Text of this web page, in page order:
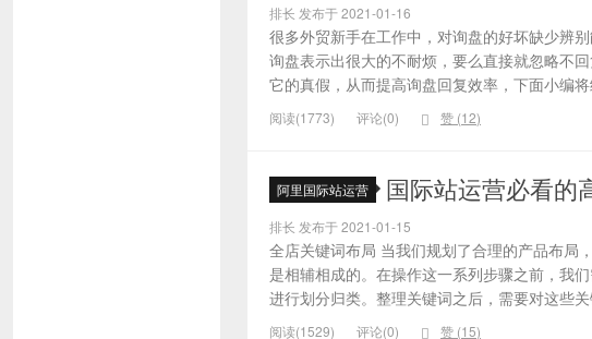
排长 发布于 2021-01-16
很多外贸新手在工作中，对询盘的好坏缺少辨
询盘表示出很大的不耐烦，要么直接就忽略不
它的真假，从而提高询盘回复效率，下面小编
阅读(1773) 评论(0) 赞 (12)
阿里国际站运营 国际站运营必看的
排长 发布于 2021-01-15
全店关键词布局 当我们规划了合理的产品布局
是相辅相成的。在操作这一系列步骤之前，我
进行划分归类。整理关键词之后，需要对这些
阅读(1529) 评论(0) 赞 (15)